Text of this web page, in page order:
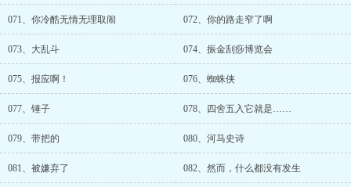
071、你冷酷无情无理取闹 072、你的路走窄了啊
073、大乱斗 074、振金刮痧博览会
075、报应啊！ 076、蜘蛛侠
077、锤子 078、四舍五入它就是……
079、带把的 080、河马史诗
081、被嫌弃了 082、然而，什么都没有发生